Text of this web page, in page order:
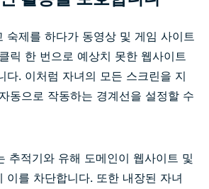
숙제를 하다가 동영상 및 게임 사이트
릭 한 번으로 예상치 못한 웹사이트
다. 이처럼 자녀의 모든 스크린을 지
동으로 작동하는 경계선을 설정할 수
추적기와 유해 도메인이 웹사이트 및
이를 차단합니다. 또한 내장된 자녀